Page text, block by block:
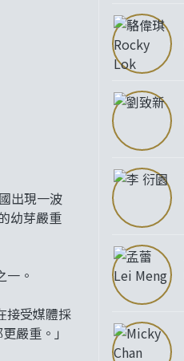
出現一波
幼芽嚴重
。
接受媒體採
嚴重。」